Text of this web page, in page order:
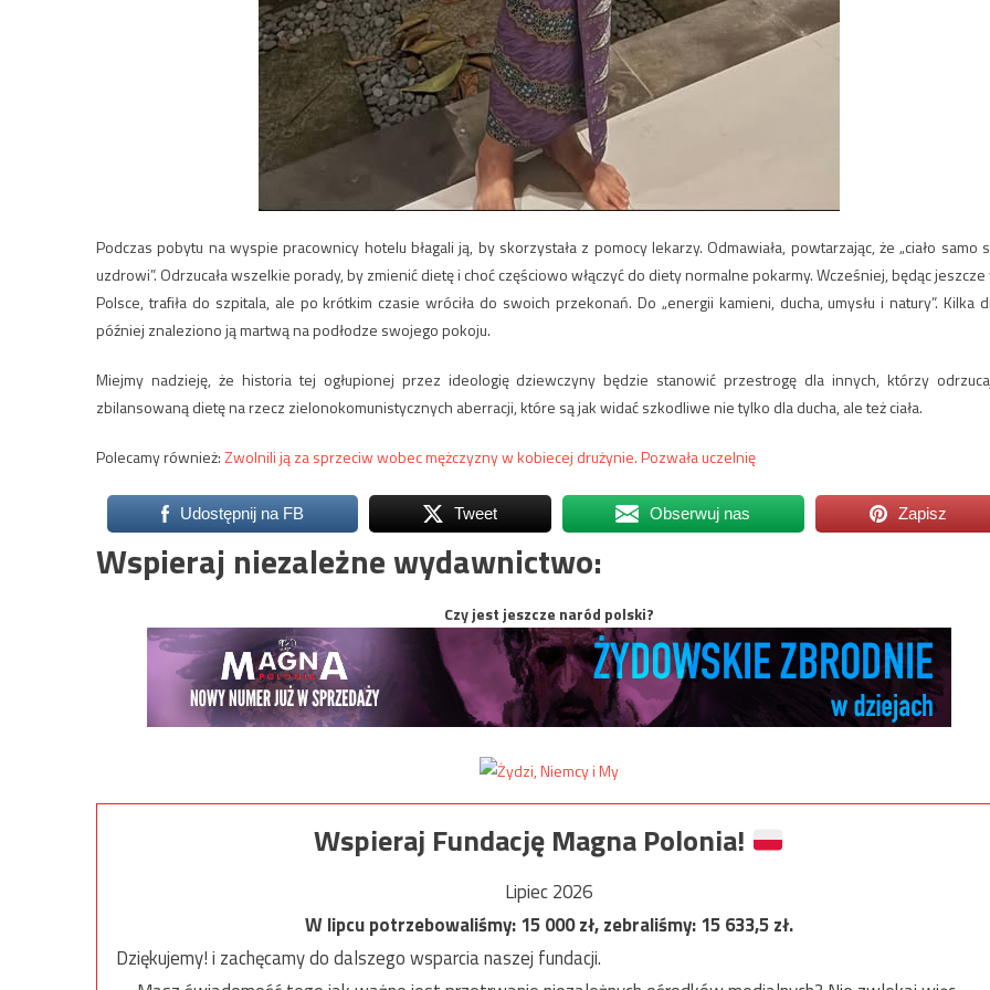
Podczas pobytu na wyspie pracownicy hotelu błagali ją, by skorzystała z pomocy lekarzy. Odmawiała, powtarzając, że „ciało samo
uzdrowi”. Odrzucała wszelkie porady, by zmienić dietę i choć częściowo włączyć do diety normalne pokarmy. Wcześniej, będąc jeszcze
Polsce, trafiła do szpitala, ale po krótkim czasie wróciła do swoich przekonań. Do „energii kamieni, ducha, umysłu i natury”. Kilka
później znaleziono ją martwą na podłodze swojego pokoju.
Miejmy nadzieję, że historia tej ogłupionej przez ideologię dziewczyny będzie stanowić przestrogę dla innych, którzy
zbilansowaną dietę na rzecz zielonokomunistycznych aberracji, które są jak widać szkodliwe nie tylko dla ducha, ale też ciała.
Polecamy również:Zwolnili ją za sprzeciw wobec mężczyzny w kobiecej drużynie. Pozwała uczelnię
Udostępnij na FB Tweet Obserwuj nas Zapisz
Wspieraj niezależne wydawnictwo:
Czy jest jeszcze naród polski?
Wspieraj Fundację Magna Polonia!
Lipiec 2026
W lipcu potrzebowaliśmy:15 000zł, zebraliśmy:15 633,5zł.
Dziękujemy! i zachęcamy do dalszego wsparcia naszej fundacji.